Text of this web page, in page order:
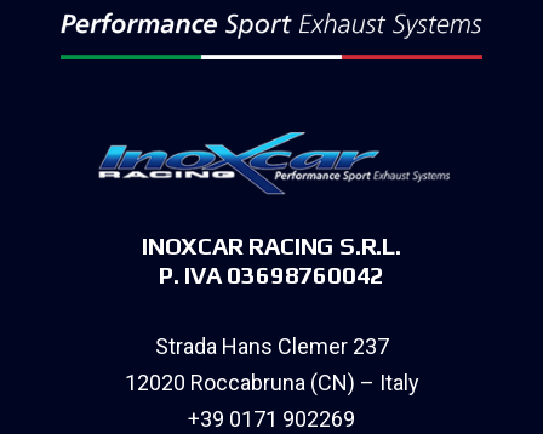
INOXCAR RACING S.R.L.
P. IVA 03698760042
Strada Hans Clemer 237
12020 Roccabruna (CN) – Italy
+39 0171 902269